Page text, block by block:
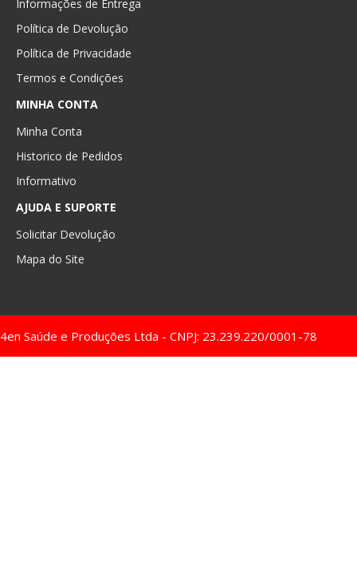
Informações de Entrega
Política de Devolução
Política de Privacidade
Termos e Condições
MINHA CONTA
Minha Conta
Historico de Pedidos
Informativo
AJUDA E SUPORTE
Solicitar Devolução
Mapa do Site
4en Saúde e Produções Ltda - CNPJ: 23.239.220/0001-78